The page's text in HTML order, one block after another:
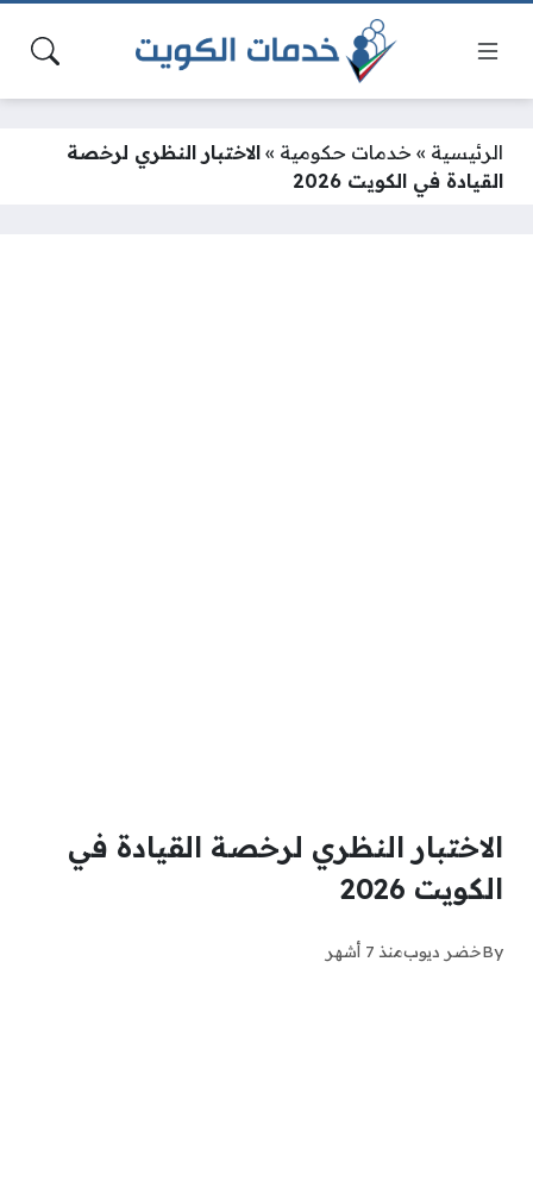
الرئيسية » خدمات حكومية » الاختبار النظري لرخصة
القيادة في الكويت 2026
الاختبار النظري لرخصة القيادة في
الكويت 2026
Byخضر ديوبمنذ 7 أشهر